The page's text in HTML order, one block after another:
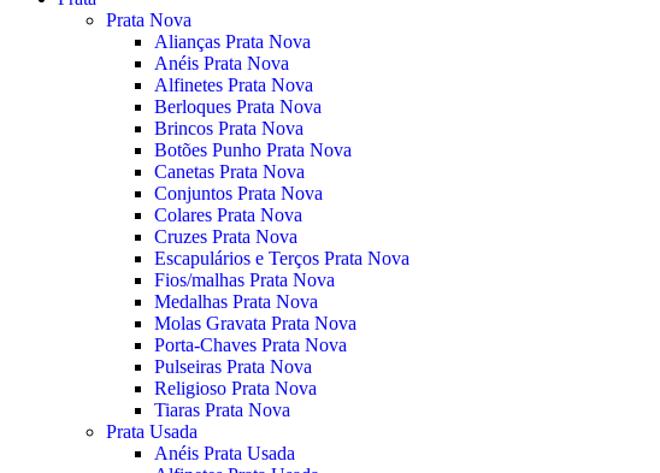
Prata Nova
Alianças Prata Nova
Anéis Prata Nova
Alfinetes Prata Nova
Berloques Prata Nova
Brincos Prata Nova
Botões Punho Prata Nova
Canetas Prata Nova
Conjuntos Prata Nova
Colares Prata Nova
Cruzes Prata Nova
Escapulários e Terços Prata Nova
Fios/malhas Prata Nova
Medalhas Prata Nova
Molas Gravata Prata Nova
Porta-Chaves Prata Nova
Pulseiras Prata Nova
Religioso Prata Nova
Tiaras Prata Nova
Prata Usada
Anéis Prata Usada